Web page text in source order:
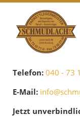
Telefon: 040 - 73
E-Mail:
Jetzt